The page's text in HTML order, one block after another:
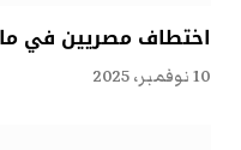
اختطاف مصريين في
10 نوفمبر، 2025